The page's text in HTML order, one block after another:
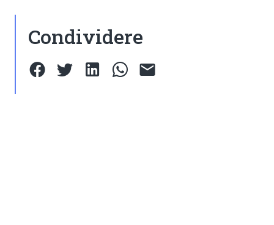
Condividere